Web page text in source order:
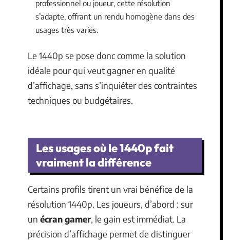
professionnel ou joueur, cette résolution
s’adapte, offrant un rendu homogène dans des
usages très variés.
Le 1440p se pose donc comme la solution
idéale pour qui veut gagner en qualité
d’affichage, sans s’inquiéter des contraintes
techniques ou budgétaires.
Les usages où le 1440p fait
vraiment la différence
Certains profils tirent un vrai bénéfice de la
résolution 1440p. Les joueurs, d’abord : sur
un écran gamer, le gain est immédiat. La
précision d’affichage permet de distinguer